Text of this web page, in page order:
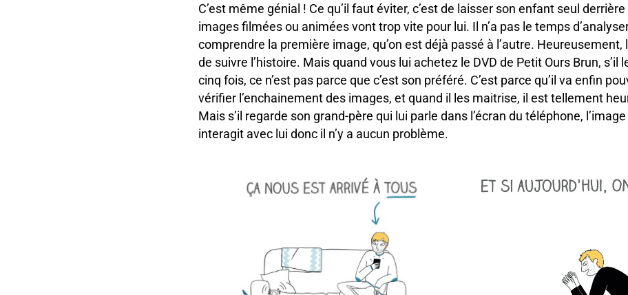
C’est même génial ! Ce qu’il faut éviter, c’est de laisser son enfant seul
images filmées ou animées vont trop vite pour lui. Il n’a pas le temps
comprendre la première image, qu’on est déjà passé à l’autre. Heureusement,
de suivre l’histoire. Mais quand vous lui achetez le DVD de Petit Ours Brun, s’il
cinq fois, ce n’est pas parce que c’est son préféré. C’est parce qu’il va enfin
vérifier l’enchainement des images, et quand il les maitrise, il est tellement
Mais s’il regarde son grand-père qui lui parle dans l’écran du téléphone,
interagit avec lui donc il n’y a aucun problème.